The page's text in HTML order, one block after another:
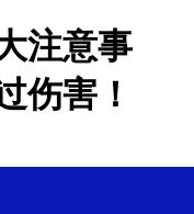
注意事
伤害！